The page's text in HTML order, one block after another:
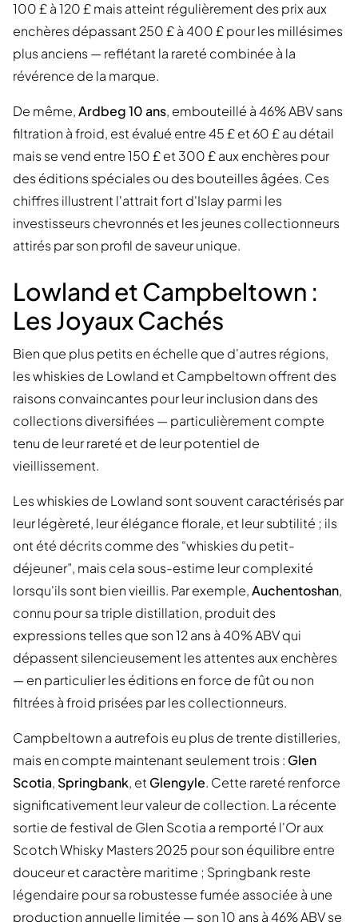
100 £ à 120 £ mais atteint régulièrement des prix aux
enchères dépassant 250 £ à 400 £ pour les millésimes
plus anciens — reflétant la rareté combinée à la
révérence de la marque.
De même,Ardbeg 10 ans, embouteillé à 46% ABV sans
filtration à froid, est évalué entre 45 £ et 60 £ au détail
mais se vend entre 150 £ et 300 £ aux enchères pour
des éditions spéciales ou des bouteilles âgées. Ces
chiffres illustrent l'attrait fort d'Islay parmi les
investisseurs chevronnés et les jeunes collectionneurs
attirés par son profil de saveur unique.
Lowland et Campbeltown :
Les Joyaux Cachés
Bien que plus petits en échelle que d'autres régions,
les whiskies de Lowland et Campbeltown offrent des
raisons convaincantes pour leur inclusion dans des
collections diversifiées — particulièrement compte
tenu de leur rareté et de leur potentiel de
vieillissement.
Les whiskies de Lowland sont souvent caractérisés par
leur légèreté, leur élégance florale, et leur subtilité ; ils
ont été décrits comme des “whiskies du petit-
déjeuner”, mais cela sous-estime leur complexité
lorsqu'ils sont bien vieillis. Par exemple,Auchentoshan,
connu pour sa triple distillation, produit des
expressions telles que son 12 ans à 40% ABV qui
dépassent silencieusement les attentes aux enchères
— en particulier les éditions en force de fût ou non
filtrées à froid prisées par les collectionneurs.
Campbeltown a autrefois eu plus de trente distilleries,
mais en compte maintenant seulement trois : Glen
Scotia, Springbank, et Glengyle. Cette rareté renforce
significativement leur valeur de collection. La récente
sortie de festival de Glen Scotia a remporté l'Or aux
Scotch Whisky Masters 2025 pour son équilibre entre
douceur et caractère maritime ; Springbank reste
légendaire pour sa robustesse fumée associée à une
production annuelle limitée — son 10 ans à 46% ABV se